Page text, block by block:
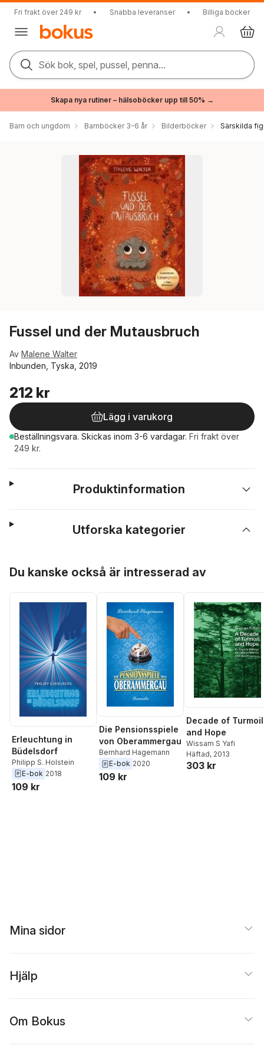
Fri frakt över 249 kr • Snabba leveranser • Billiga böcker
Sök bok, spel, pussel, penna...
Skapa nya rutiner – hälsoböcker upp till 50% →
Barn och ungdom Barnböcker 3-6 år Bilderböcker Särskilda
Fussel und der Mutausbruch
Av Malene Walter
Inbunden, Tyska, 2019
212 kr
Lägg i varukorg
Beställningsvara. Skickas inom 3-6 vardagar. Fri frakt över
249 kr.
Produktinformation
Utforska kategorier
Du kanske också är intresserad av
Erleuchtung in
Büdelsdorf
Philipp S. Holstein
E-bok 2018
109 kr
Die Pensionsspiele
von Oberammergau
Bernhard Hagemann
E-bok 2020
109 kr
Decade of Turmoil
and Hope
Wissam S Yafi
Häftad, 2013
303 kr
Mina sidor
Hjälp
Om Bokus